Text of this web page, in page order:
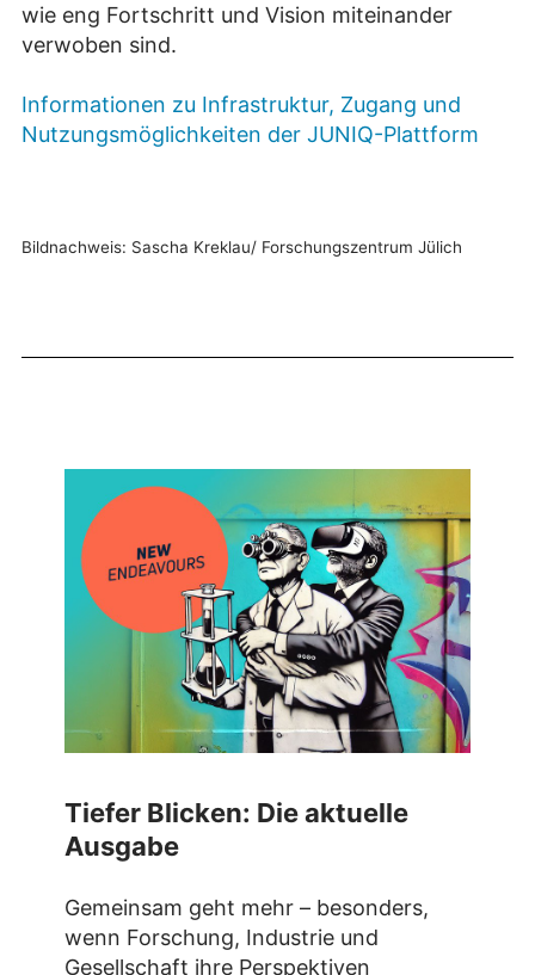
wie eng Fortschritt und Vision miteinander
verwoben sind.
Informationen zu Infrastruktur, Zugang und
Nutzungsmöglichkeiten der JUNIQ-Plattform
Bildnachweis: Sascha Kreklau/ Forschungszentrum Jülich
Tiefer Blicken: Die aktuelle
Ausgabe
Gemeinsam geht mehr – besonders,
wenn Forschung, Industrie und
Gesellschaft ihre Perspektiven